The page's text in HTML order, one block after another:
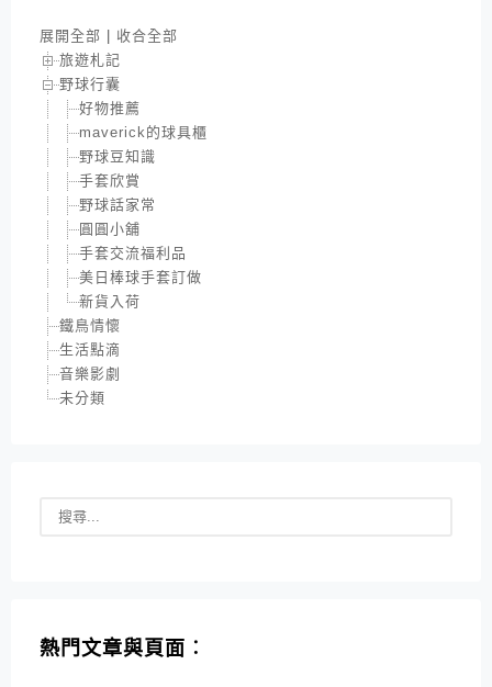
展開全部
收合全部
旅遊札記
野球行囊
好物推薦
maverick的球具櫃
野球豆知識
手套欣賞
野球話家常
圓圓小舖
手套交流福利品
美日棒球手套訂做
新貨入荷
鐵鳥情懷
生活點滴
音樂影劇
未分類
熱門文章與頁面︰